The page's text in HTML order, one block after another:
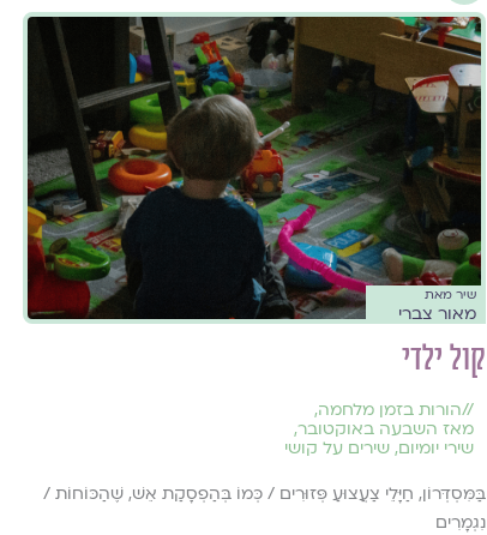
שיר מאת
מאור צברי
קול ילדי
//הורות בזמן מלחמה,
מאז השבעה באוקטובר,
שירי יומיום, שירים על קושי
בַּמִּסְדְּרוֹן, חַיָּלֵי צַעֲצוּעַ פְּזוּרִים / כְּמוֹ בְּהַפְסָקַת אֵשׁ, שֶׁהַכּוֹחוֹת /
נִגְמָרִים